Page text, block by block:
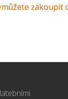
můžete zakoupit